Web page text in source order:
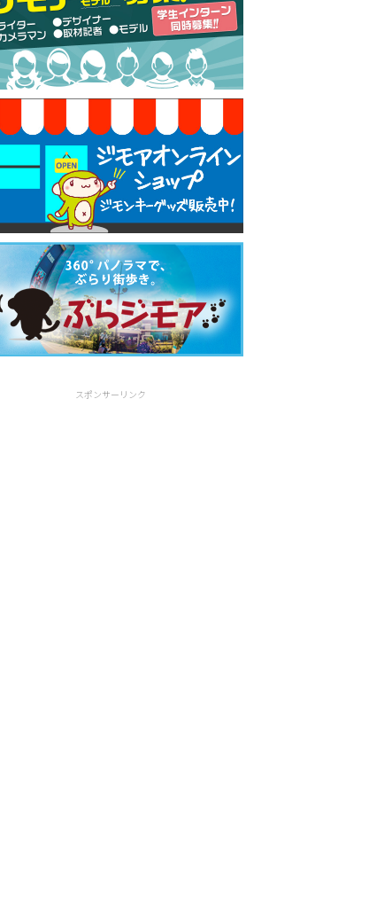
焼き餃子 一皿サービス（餃子
酒場たっちゃん 西早稲田
店）
[有効期限]2026年9月30日
スポンサーリンク